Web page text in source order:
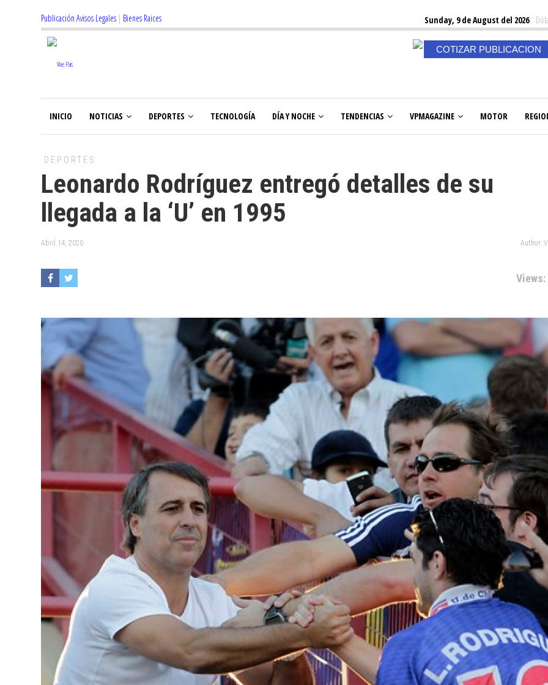
Publicación Avisos Legales | Bienes Raices Sunday, 9 de August del 2026
COTIZAR PUBLICACION
INICIO NOTICIAS DEPORTES TECNOLOGÍA DÍA Y NOCHE TENDENCIAS VPMAGAZINE MOTOR
DEPORTES
Leonardo Rodríguez entregó detalles de su
llegada a la ‘U’ en 1995
Abril 14, 2020 Author:
Views: